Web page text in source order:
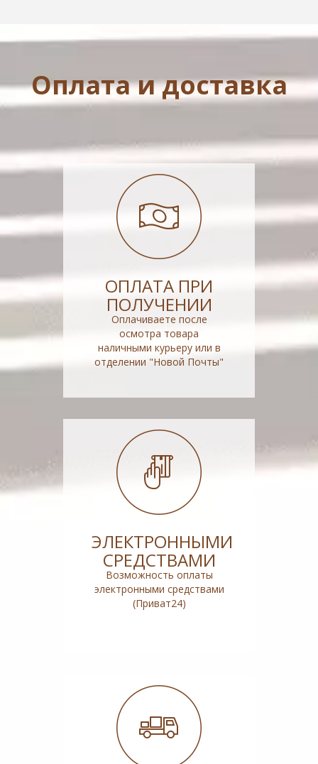
Оплата и доставка
ОПЛАТА ПРИ
ПОЛУЧЕНИИ
Оплачиваете после
осмотра товара
наличными курьеру или в
отделении "Новой Почты"
ЭЛЕКТРОННЫМИ
СРЕДСТВАМИ
Возможность оплаты
электронными средствами
(Приват24)